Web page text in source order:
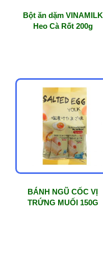
Bột ăn dặm VINAMILK
Heo Cà Rốt 200g
BÁNH NGŨ CỐC VỊ
TRỨNG MUỐI 150G